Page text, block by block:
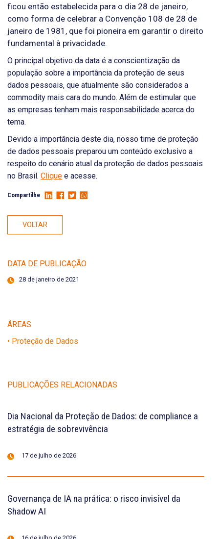
ficou então estabelecida para o dia 28 de janeiro,
como forma de celebrar a Convenção 108 de 28 de
janeiro de 1981, que foi pioneira em garantir o direito
fundamental à privacidade.
O principal objetivo da data é a conscientização da
população sobre a importância da proteção de seus
dados pessoais, que atualmente são considerados a
commodity mais cara do mundo. Além de estimular que
as empresas tenham mais responsabilidade acerca do
tema.
Devido a importância deste dia, nosso time de proteção
de dados pessoais preparou um conteúdo exclusivo a
respeito do cenário atual da proteção de dados pessoais
no Brasil. Clique e acesse.
Compartilhe
VOLTAR
DATA DE PUBLICAÇÃO
28 de janeiro de 2021
ÁREAS
• Proteção de Dados
PUBLICAÇÕES RELACIONADAS
Dia Nacional da Proteção de Dados: de compliance a
estratégia de sobrevivência
17 de julho de 2026
Governança de IA na prática: o risco invisível da
Shadow AI